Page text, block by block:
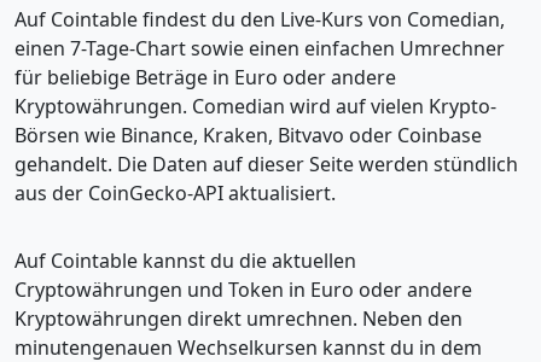
Auf Cointable findest du den Live-Kurs von Comedian,
einen 7-Tage-Chart sowie einen einfachen Umrechner
für beliebige Beträge in Euro oder andere
Kryptowährungen. Comedian wird auf vielen Krypto-
Börsen wie Binance, Kraken, Bitvavo oder Coinbase
gehandelt. Die Daten auf dieser Seite werden stündlich
aus der CoinGecko-API aktualisiert.
Auf Cointable kannst du die aktuellen
Cryptowährungen und Token in Euro oder andere
Kryptowährungen direkt umrechnen. Neben den
minutengenauen Wechselkursen kannst du in dem